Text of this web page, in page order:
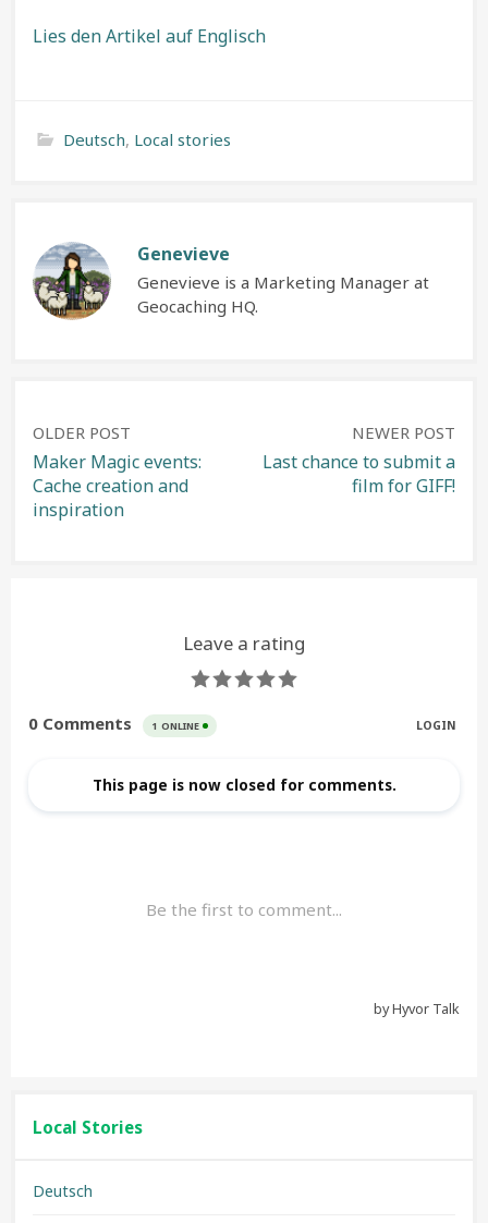
Lies den Artikel auf Englisch
Deutsch, Local stories
Genevieve
Genevieve is a Marketing Manager at
Geocaching HQ.
Post
navigation
OLDER POST
Maker Magic events:
Cache creation and
inspiration
NEWER POST
Last chance to submit a
film for GIFF!
Local Stories
Deutsch